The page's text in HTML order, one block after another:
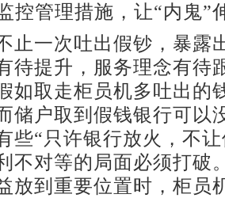
控管理措施，让“内鬼”
一次吐出假钞，暴露
待提升，服务理念有待
如取走柜员机多吐出的
储户取到假钱银行可以
些“只许银行放火，不
不对等的局面必须打破
放到重要位置时，柜员